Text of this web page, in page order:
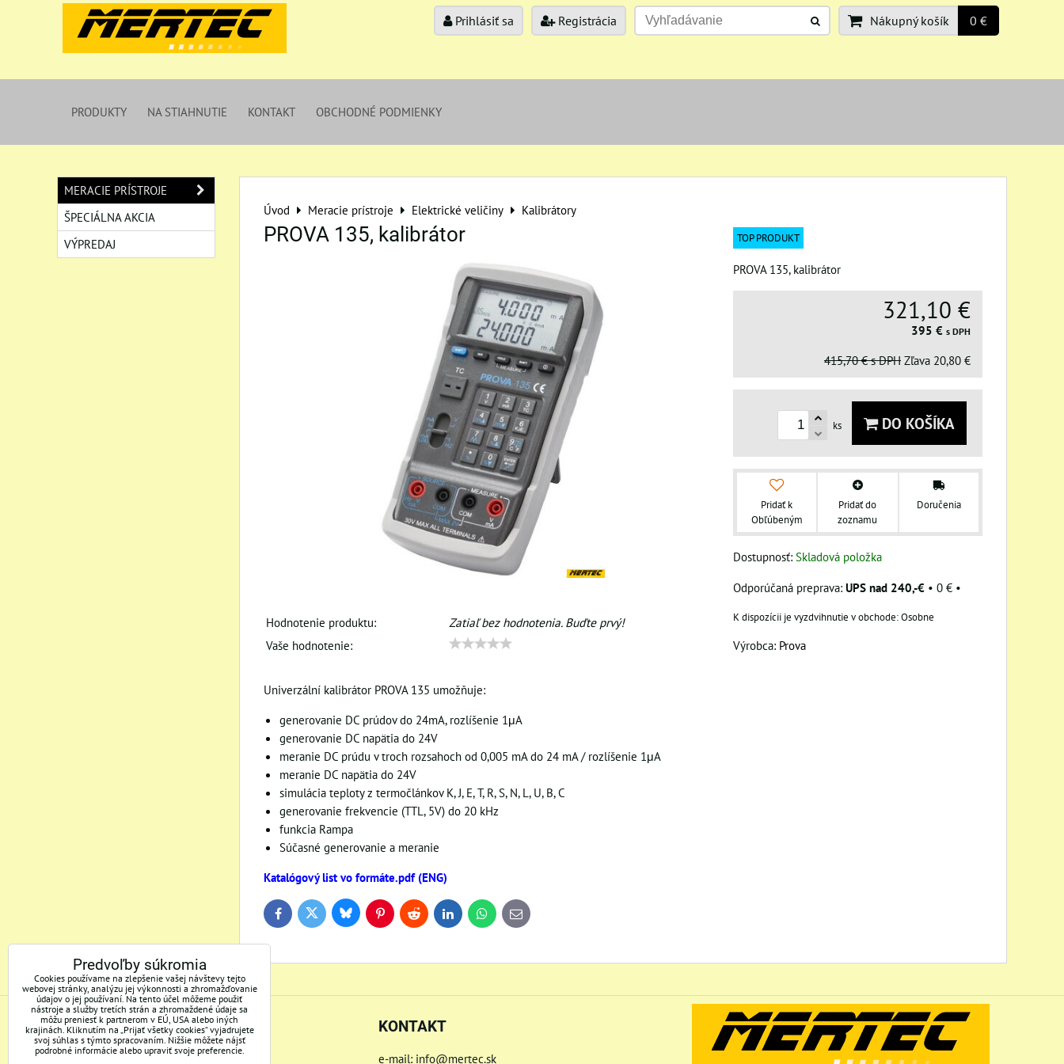
Prihlásiť sa Registrácia Nákupný košík 0 €
PRODUKTY NA STIAHNUTIE KONTAKT OBCHODNÉ PODMIENKY
Úvod Meracie prístroje Elektrické veličiny Kalibrátory
PROVA 135, kalibrátor
Hodnotenie produktu:
Zatiaľ bez hodnotenia. Buďte prvý!
Vaše hodnotenie:
TOP PRODUKT
PROVA 135, kalibrátor
321,10 €
395 € s DPH
415,70 € s DPH Zľava 20,80 €
ks DO KOŠÍKA
Pridať k
Obľúbeným
Pridať do
zoznamu
Doručenia
Dostupnosť: Skladová položka
UPS nad 240,-€ • 0 € •
Osobne
Výrobca: Prova
Univerzální kalibrátor PROVA 135 umožňuje:
generovanie DC prúdov do 24mA, rozlíšenie 1μA
generovanie DC napätia do 24V
meranie DC prúdu v troch rozsahoch od 0,005 mA do 24 mA / rozlíšenie 1μA
meranie DC napätia do 24V
simulácia teploty z termočlánkov K, J, E, T, R, S, N, L, U, B, C
generovanie frekvencie (TTL, 5V) do 20 kHz
funkcia Rampa
Súčasné generovanie a meranie
Katalógový list vo formáte.pdf (ENG)
FacebookTwitter BlueskyPinterestReddit LinkedInWhatsApp
E-
mail
MERACIE PRÍSTROJE
ŠPECIÁLNA AKCIA
VÝPREDAJ
ADRESA
Mertec, s.r.o.
KONTAKT
e-mail: info@mertec.sk
Predvoľby súkromia
Cookies používame na zlepšenie vašej návštevy tejto
webovej stránky, analýzu jej výkonnosti a zhromažďovanie
údajov o jej používaní. Na tento účel môžeme použiť
nástroje a služby tretích strán a zhromaždené údaje sa
môžu preniesť k partnerom v EÚ, USA alebo iných
krajinách. Kliknutím na „Prijať všetky cookies“ vyjadrujete
svoj súhlas s týmto spracovaním. Nižšie môžete nájsť
podrobné informácie alebo upraviť svoje preferencie.